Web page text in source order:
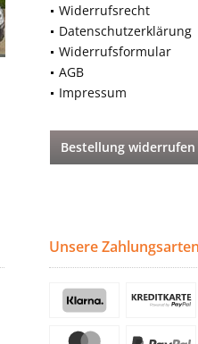
Widerrufsrecht
Datenschutzerklärung
Widerrufsformular
AGB
Impressum
Bestellung widerrufen
Unsere Zahlungsarten